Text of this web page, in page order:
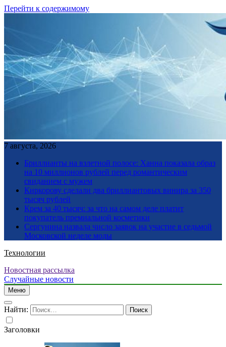
Перейти к содержимому
7 августа, 2026
Бриллианты на взлетной полосе: Ханна показала образ
на 10 миллионов рублей перед романтическим
свиданием с мужем
Киркорову сделали два бриллиантовых винира за 350
тысяч рублей
Крем за 40 тысяч: за что на самом деле платит
покупатель премиальной косметики
Сергунина назвала число заявок на участие в седьмой
Московской неделе моды
Технологии
Новостная рассылка
Случайные новости
Меню
Найти:
Заголовки